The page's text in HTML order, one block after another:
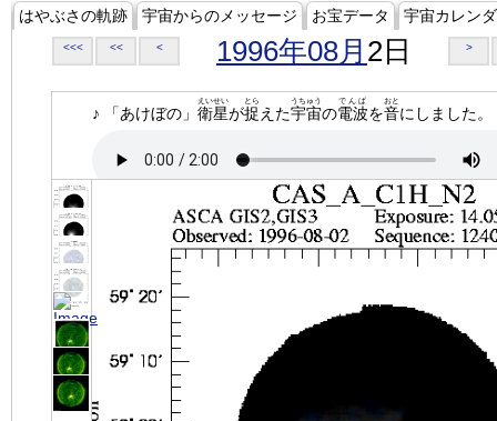
はやぶさの軌跡 宇宙からのメッセージ お宝データ 宇宙カレン
<<< << < 1996年08月 2日 >
♪ 「あけぼの」 衛星
えいせい
が捉
とら
えた宇宙
うちゅう
の電波
でんぱ
を音
おと
にしました。